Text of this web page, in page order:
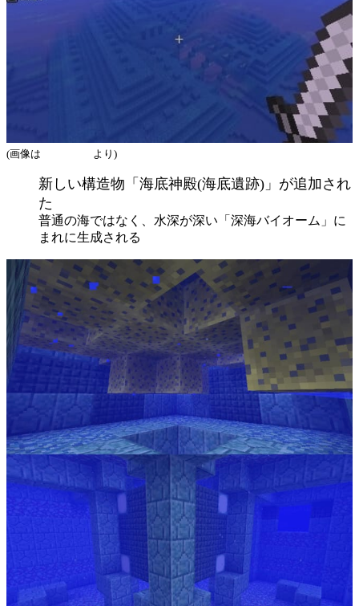
(画像は より)
新しい構造物「海底神殿(海底遺跡)」が追加され
た
普通の海ではなく、水深が深い「深海バイオーム」に
まれに生成される